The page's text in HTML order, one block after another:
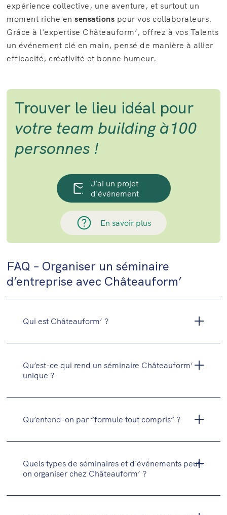
expérience collective, une aventure, et surtout un
moment riche ensensations pour vos collaborateurs.
Grâce à l'expertise Châteauform’, offrez à vos Talents
un événement clé en main, pensé de manière à allier
efficacité, créativité et bonne humeur.
Trouver le lieu idéal pour
votre team building à100
personnes !
J'ai un projet
d'événement
En savoir plus
FAQ – Organiser un séminaire
d’entreprise avec Châteauform’
Qui est Châteauform’ ?
Qu’est-ce qui rend un séminaire Châteauform’
unique ?
Qu’entend-on par “formule tout compris” ?
Quels types de séminaires et d'événements peut-
on organiser chez Châteauform’ ?